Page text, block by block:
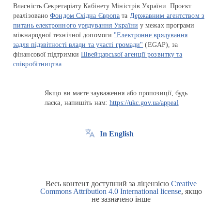
Власність Секретаріату Кабінету Міністрів України. Проєкт
реалізованоФондом Східна Європа та Державним агентством з
питань електронного урядування України у межах програми
міжнародної технічної допомоги "Електронне врядування
задля підзвітності влади та участі громади" (EGAP), за
фінансової підтримкиШвейцарської агенції розвитку та
співробітництва
Якщо ви маєте зауваження або пропозиції, будь
ласка, напишіть нам:https://ukc.gov.ua/appeal
In English
Весь контент доступний за ліцензією Creative
Commons Attribution 4.0 International license, якщо
не зазначено інше